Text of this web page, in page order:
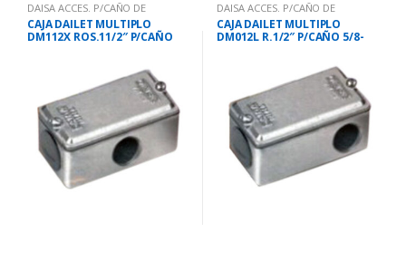
DAISA ACCES. P/CAÑO DE
HO.GALV
CAJA DAILET MULTIPLO
DM112X ROS.11/2″ P/CAÑO
DAISA ACCES. P/CAÑO DE
HO.GALV
CAJA DAILET MULTIPLO
DM012L R.1/2″ P/CAÑO 5/8-